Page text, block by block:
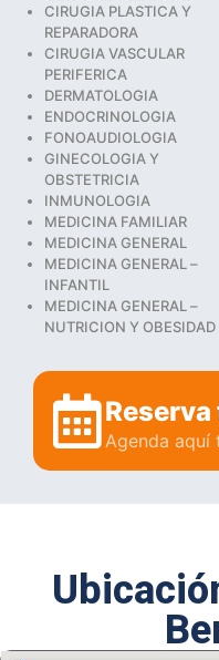
CIRUGIA PLASTICA Y
REPARADORA
CIRUGIA VASCULAR
PERIFERICA
DERMATOLOGIA
ENDOCRINOLOGIA
FONOAUDIOLOGIA
GINECOLOGIA Y
OBSTETRICIA
INMUNOLOGIA
MEDICINA FAMILIAR
MEDICINA GENERAL
MEDICINA GENERAL –
INFANTIL
MEDICINA GENERAL –
NUTRICION Y OBESIDAD
Agenda aquí